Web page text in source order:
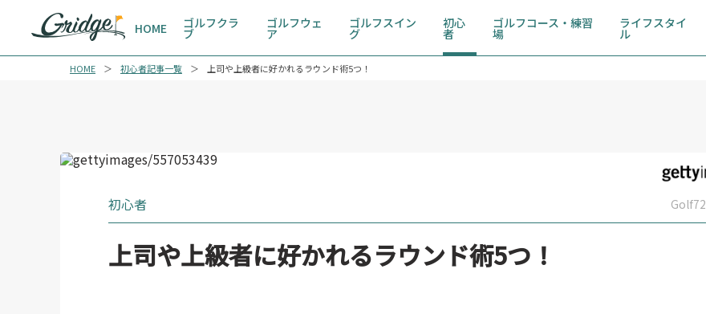
HOME ゴルフクラ
ブ
ゴルフウェ
ア
ゴルフスイン
グ
初心
者
ゴルフコース・練習
場
ライフスタイ
ル
HOME 初心者記事一覧 上司や上級者に好かれるラウンド術5つ！
初心者 Golf72
上司や上級者に好かれるラウンド術5つ！